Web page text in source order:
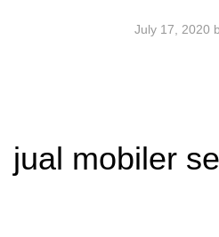
July 17, 2020
jual mobiler